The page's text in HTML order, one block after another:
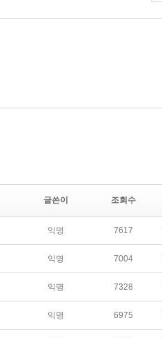
글쓴이 조회수
익명 7617
익명 7004
익명 7328
익명 6975